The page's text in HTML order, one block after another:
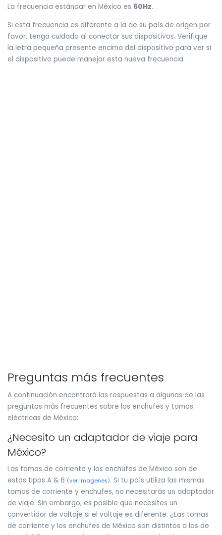
La frecuencia estándar en México es 60Hz.
Si esta frecuencia es diferente a la de su país de origen por
favor, tenga cuidado al conectar sus dispositivos. Verifique
la letra pequeña presente encima del dispositivo para ver si
el dispositivo puede manejar esta nueva frecuencia.
Preguntas más frecuentes
A continuación encontrará las respuestas a algunas de las
preguntas más frecuentes sobre los enchufes y tomas
eléctricas de México:
¿Necesito un adaptador de viaje para
México?
Las tomas de corriente y los enchufes de México son de
estos tipos A & B (ver imagenes). Si tu país utiliza las mismas
tomas de corriente y enchufes, no necesitarás un adaptador
de viaje. Sin embargo, es posible que necesites un
convertidor de voltaje si el voltaje es diferente. ¿Las tomas
de corriente y los enchufes de México son distintos a los de